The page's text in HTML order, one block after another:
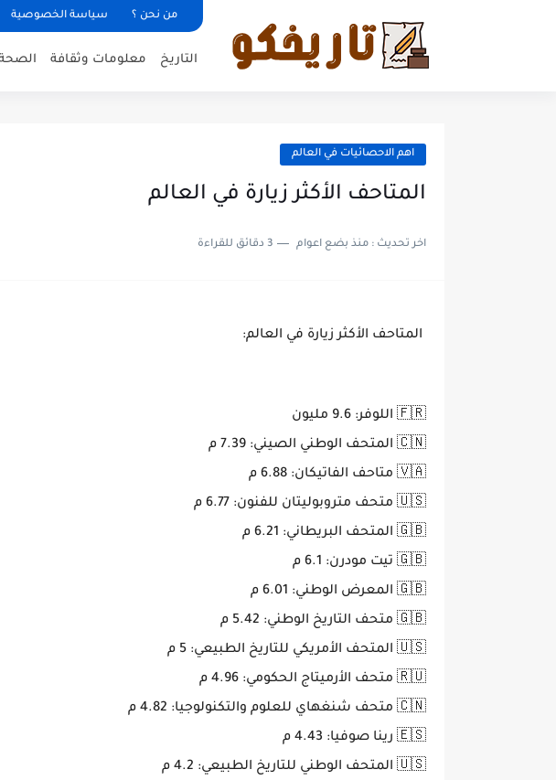
من نحن ؟ سياسة الخصوصية
التاريخ معلومات وثقافة
اهم الاحصائيات في العالم
المتاحف الأكثر زيارة في العالم
اخر تحديث : منذ بضع اعوام 3 دقائق للقراءة
المتاحف الأكثر زيارة في العالم:
🇫🇷 اللوفر: 9.6 مليون
🇨🇳 المتحف الوطني الصيني: 7.39 م
🇻🇦 متاحف الفاتيكان: 6.88 م
🇺🇸 متحف متروبوليتان للفنون: 6.77 م
🇬🇧 المتحف البريطاني: 6.21 م
🇬🇧 تيت مودرن: 6.1 م
🇬🇧 المعرض الوطني: 6.01 م
🇬🇧 متحف التاريخ الوطني: 5.42 م
🇺🇸 المتحف الأمريكي للتاريخ الطبيعي: 5 م
🇷🇺 متحف الأرميتاج الحكومي: 4.96 م
🇨🇳 متحف شنغهاي للعلوم والتكنولوجيا: 4.82 م
🇪🇸 رينا صوفيا: 4.43 م
🇺🇸 المتحف الوطني للتاريخ الطبيعي: 4.2 م